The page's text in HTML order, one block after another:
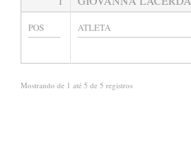
Mostrando de 1 até 5 de 5 registros